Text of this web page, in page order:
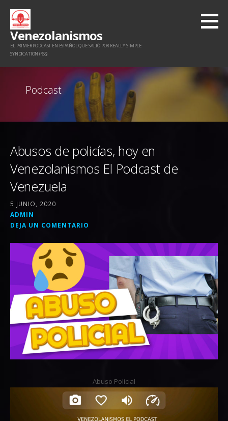
Saltar
contenido
Venezolanismos
EL PRIMER PODCAST EN ESPAÑOL QUE SALIÓ POR REALLY SIMPLE
SYNDICATION (RSS)
Podcast
Abusos de policías, hoy en
Venezolanismos El Podcast de
Venezuela
5 JUNIO, 2020
ADMIN
DEJA UN COMENTARIO
Abuso Policial